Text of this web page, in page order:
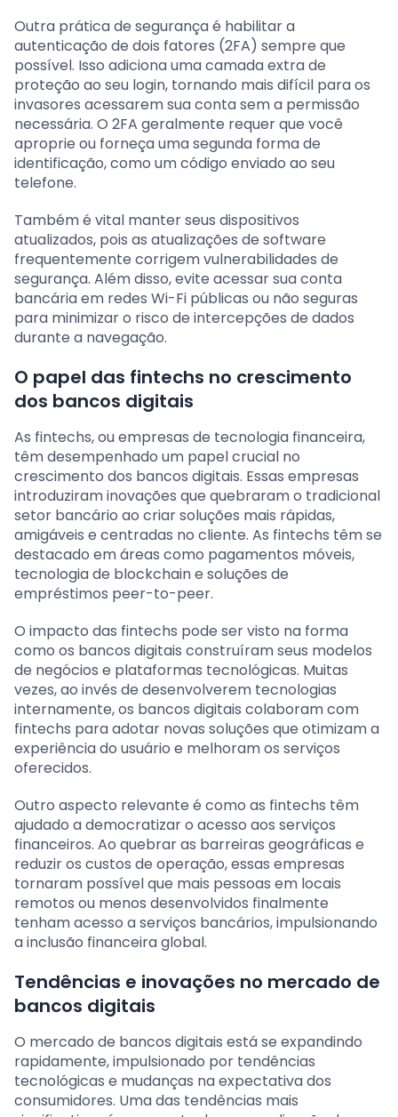
Outra prática de segurança é habilitar a
autenticação de dois fatores (2FA) sempre que
possível. Isso adiciona uma camada extra de
proteção ao seu login, tornando mais difícil para os
invasores acessarem sua conta sem a permissão
necessária. O 2FA geralmente requer que você
aproprie ou forneça uma segunda forma de
identificação, como um código enviado ao seu
telefone.
Também é vital manter seus dispositivos
atualizados, pois as atualizações de software
frequentemente corrigem vulnerabilidades de
segurança. Além disso, evite acessar sua conta
bancária em redes Wi-Fi públicas ou não seguras
para minimizar o risco de intercepções de dados
durante a navegação.
O papel das fintechs no crescimento
dos bancos digitais
As fintechs, ou empresas de tecnologia financeira,
têm desempenhado um papel crucial no
crescimento dos bancos digitais. Essas empresas
introduziram inovações que quebraram o tradicional
setor bancário ao criar soluções mais rápidas,
amigáveis e centradas no cliente. As fintechs têm se
destacado em áreas como pagamentos móveis,
tecnologia de blockchain e soluções de
empréstimos peer-to-peer.
O impacto das fintechs pode ser visto na forma
como os bancos digitais construíram seus modelos
de negócios e plataformas tecnológicas. Muitas
vezes, ao invés de desenvolverem tecnologias
internamente, os bancos digitais colaboram com
fintechs para adotar novas soluções que otimizam a
experiência do usuário e melhoram os serviços
oferecidos.
Outro aspecto relevante é como as fintechs têm
ajudado a democratizar o acesso aos serviços
financeiros. Ao quebrar as barreiras geográficas e
reduzir os custos de operação, essas empresas
tornaram possível que mais pessoas em locais
remotos ou menos desenvolvidos finalmente
tenham acesso a serviços bancários, impulsionando
a inclusão financeira global.
Tendências e inovações no mercado de
bancos digitais
O mercado de bancos digitais está se expandindo
rapidamente, impulsionado por tendências
tecnológicas e mudanças na expectativa dos
consumidores. Uma das tendências mais